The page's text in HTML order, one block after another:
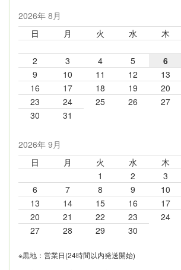
2026年 8月
日
月 火 水 木
2
3 4 5 6
9
10 11 12 13
16
17 18 19 20
23
24 25 26 27
30
31
2026年 9月
日
月 火 水 木
1
2 3
6
7 8 9 10
13
14 15 16 17
20
21 22 23 24
27
28 29 30
※黒地：営業日(24時間以内発送開始)